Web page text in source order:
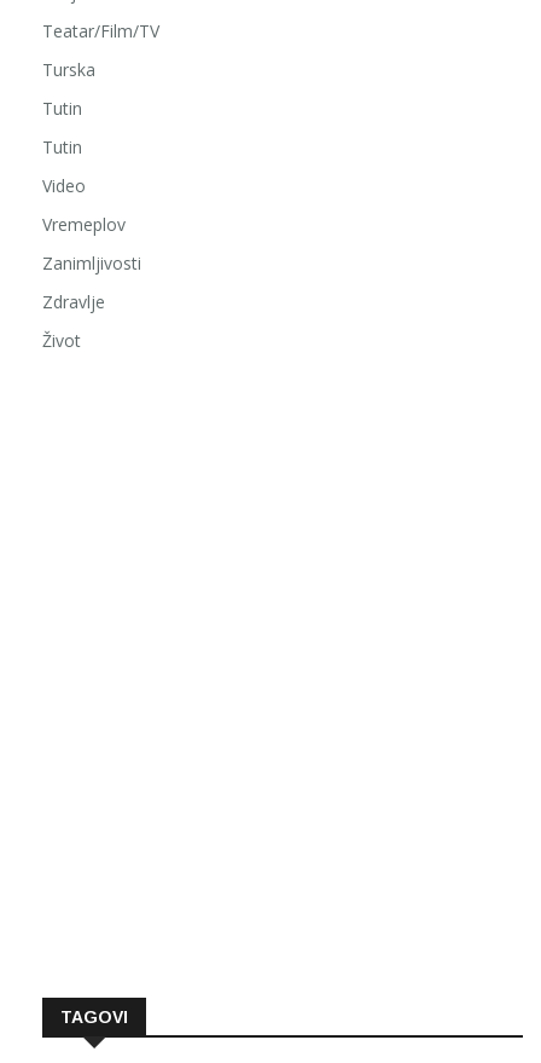
Teatar/Film/TV
Turska
Tutin
Tutin
Video
Vremeplov
Zanimljivosti
Zdravlje
Život
TAGOVI